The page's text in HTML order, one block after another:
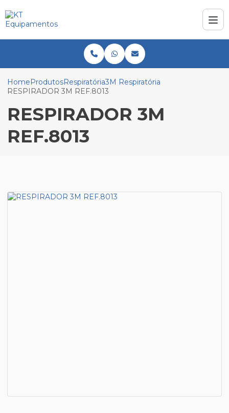
HomeProdutosRespiratória3M Respiratória
RESPIRADOR 3M REF.8013
RESPIRADOR 3M
REF.8013